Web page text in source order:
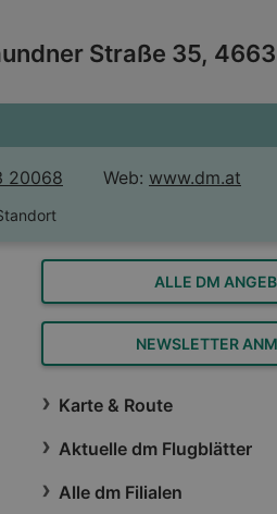
Straße 35,
20068 Web: www.dm.at
ALLE DM
NEWSLETTER
Karte & Route
Aktuelle dm Flugblätter
Alle dm Filialen